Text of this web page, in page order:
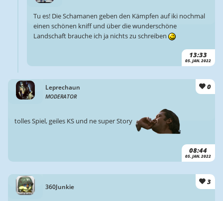
13:33
05. JAN. 2022
Tu es! Die Schamanen geben den Kämpfen auf iki nochmal
einen schönen kniff und über die wunderschöne
Landschaft brauche ich ja nichts zu schreiben
Leprechaun
MODERATOR
0
08:44
05. JAN. 2022
tolles Spiel, geiles KS und ne super Story
360Junkie
3